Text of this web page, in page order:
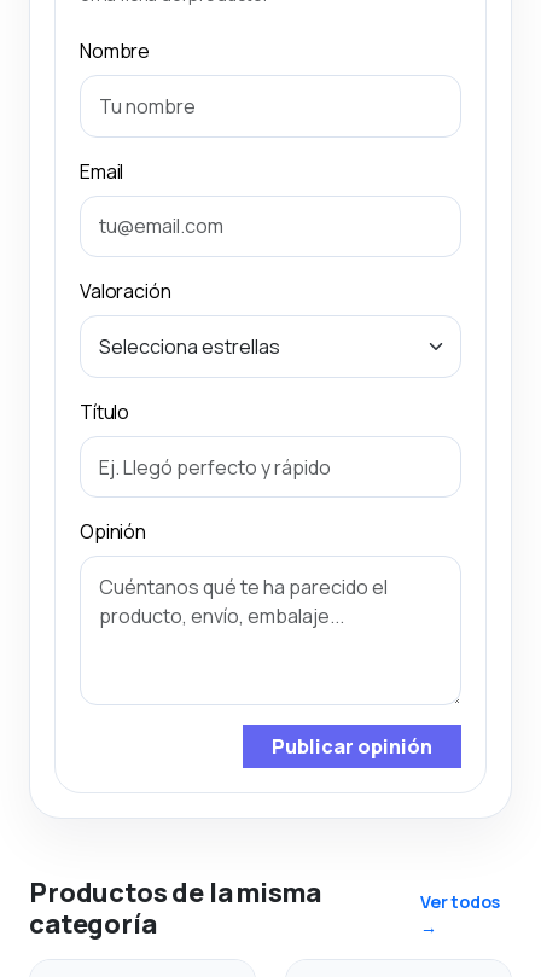
Nombre
Email
Valoración
Título
Opinión
Publicar opinión
Productos de la misma
categoría
Ver todos
→